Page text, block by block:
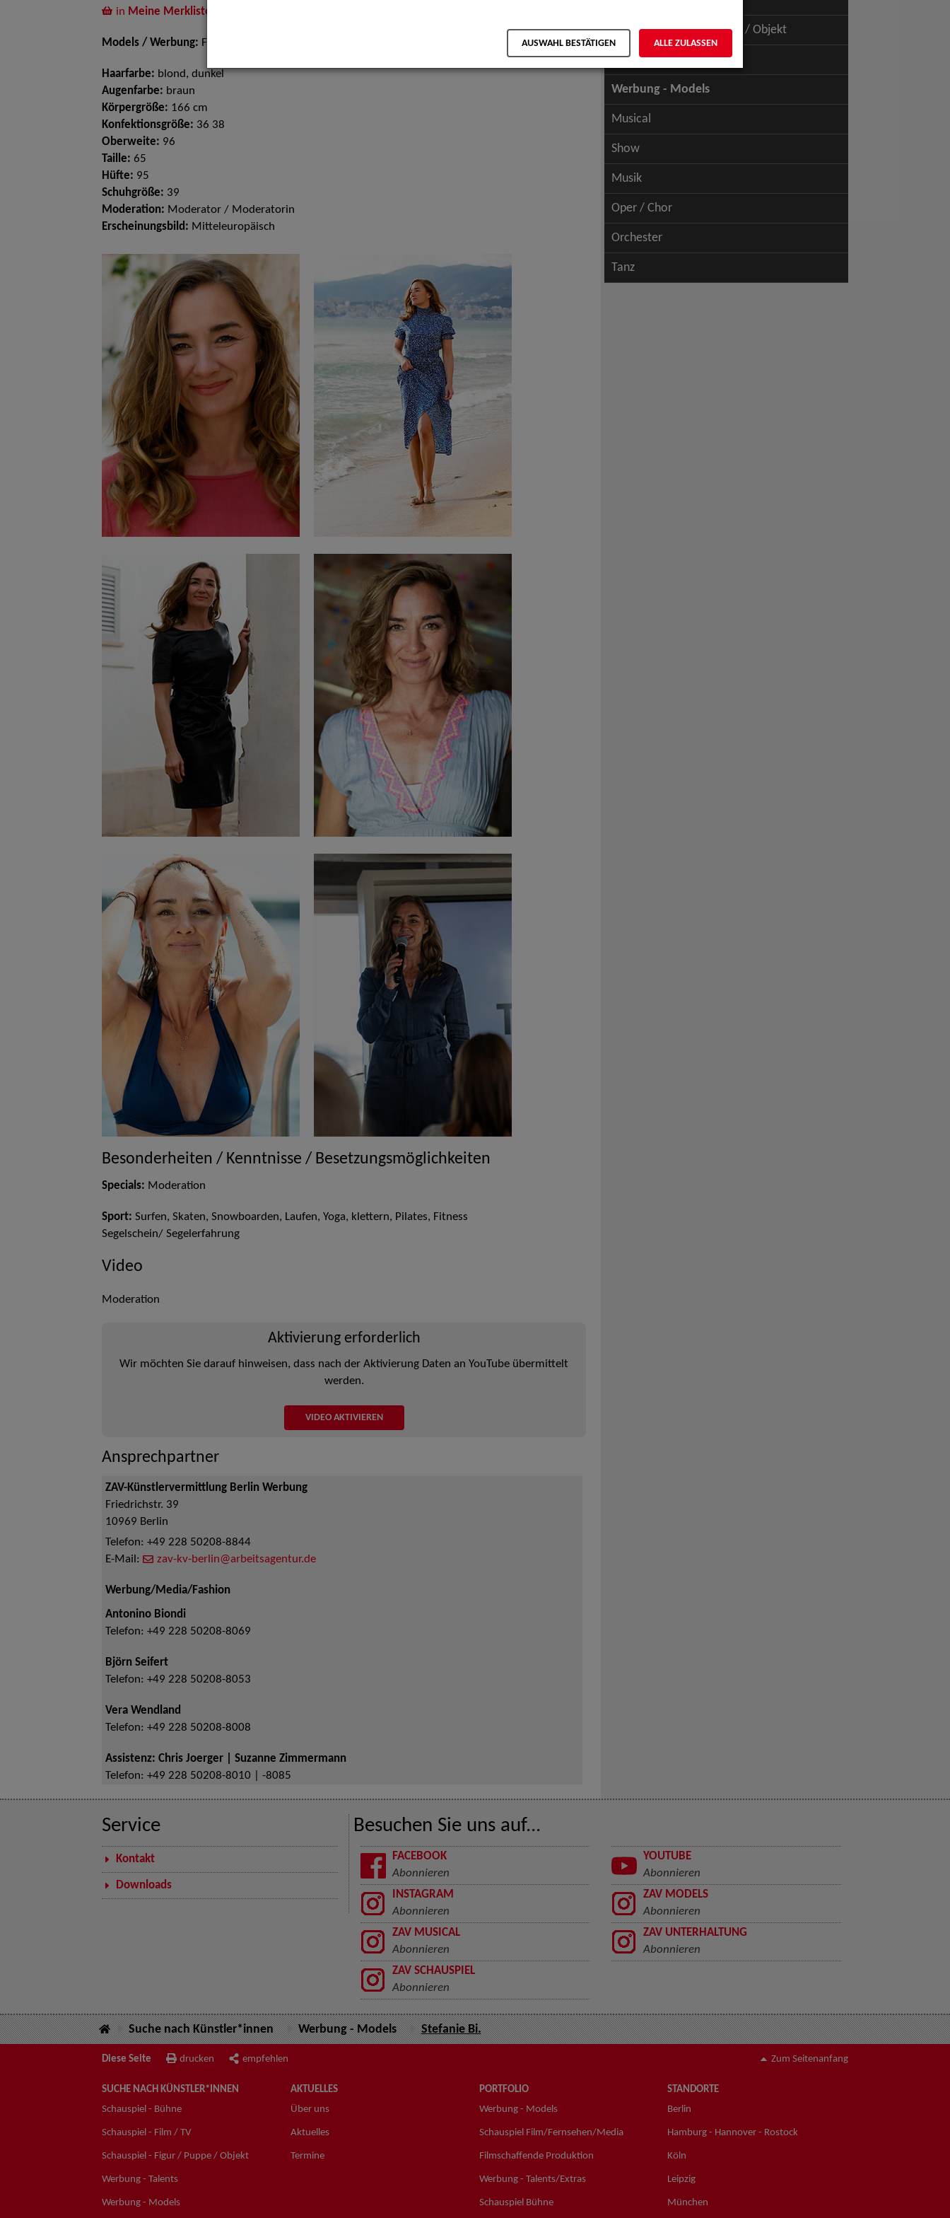
in Meine Merkliste
Models / Werbung: Fotomodell
Haarfarbe: blond, dunkel
Augenfarbe: braun
Körpergröße: 166 cm
Konfektionsgröße: 36 38
Oberweite: 96
Taille: 65
Hüfte: 95
Schuhgröße: 39
Moderation: Moderator / Moderatorin
Erscheinungsbild: Mitteleuropäisch
Besonderheiten / Kenntnisse / Besetzungsmöglichkeiten
Specials: Moderation
Sport: Surfen, Skaten, Snowboarden, Laufen, Yoga, klettern, Pilates, Fitness
Segelschein/ Segelerfahrung
Video
Moderation
Aktivierung erforderlich
Wir möchten Sie darauf hinweisen, dass nach der Aktivierung Daten an YouTube übermittelt
werden.
VIDEO AKTIVIEREN
Ansprechpartner
ZAV-Künstlervermittlung Berlin Werbung
Friedrichstr. 39
10969 Berlin
Telefon: +49 228 50208-8844
E-Mail:
zav-kv-berlin@arbeitsagentur.de
Werbung/Media/Fashion
Antonino Biondi
Telefon: +49 228 50208-8069
Björn Seifert
Telefon: +49 228 50208-8053
Vera Wendland
Telefon: +49 228 50208-8008
Assistenz: Chris Joerger | Suzanne Zimmermann
Telefon: +49 228 50208-8010 | -8085
Schauspiel - Figur / Puppe / Objekt
Werbung - Talents
Werbung - Models
Musical
Show
Musik
Oper / Chor
Orchester
Tanz
Service
Kontakt
Downloads
Besuchen Sie uns auf...
FACEBOOK
Abonnieren
YOUTUBE
Abonnieren
INSTAGRAM
Abonnieren
ZAV MODELS
Abonnieren
ZAV MUSICAL
Abonnieren
ZAV UNTERHALTUNG
Abonnieren
ZAV SCHAUSPIEL
Abonnieren
Suche nach Künstler*innen Werbung - Models Stefanie Bi.
Diese Seite drucken empfehlen Zum Seitenanfang
SUCHE NACH KÜNSTLER*INNEN
Schauspiel - Bühne
Schauspiel - Film / TV
Schauspiel - Figur / Puppe / Objekt
Werbung - Talents
Werbung - Models
AKTUELLES
Über uns
Aktuelles
Termine
PORTFOLIO
Werbung - Models
Schauspiel Film/Fernsehen/Media
Filmschaffende Produktion
Werbung - Talents/Extras
Schauspiel Bühne
STANDORTE
Berlin
Hamburg - Hannover - Rostock
Köln
Leipzig
München
AUSWAHL BESTÄTIGEN ALLE ZULASSEN